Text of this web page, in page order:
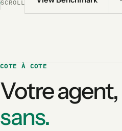
SCROLL
COTE À COTE
Votre agent,
sans.